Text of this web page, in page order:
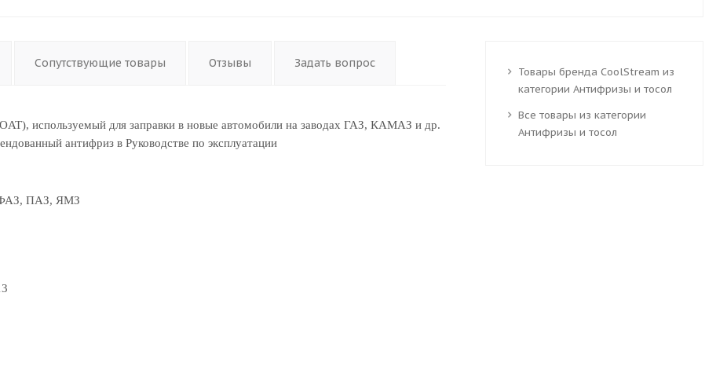
Сопутствующие товары Отзывы Задать вопрос
используемый для заправки в новые автомобили на заводах ГАЗ, КАМАЗ и др.
антифриз в Руководстве по эксплуатации
ПАЗ, ЯМЗ
Товары бренда CoolStream из
категории Антифризы и тосол
Все товары из категории
Антифризы и тосол